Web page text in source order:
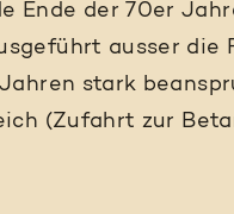
Ende der 70er
ausser die
stark
(Zufahrt zur